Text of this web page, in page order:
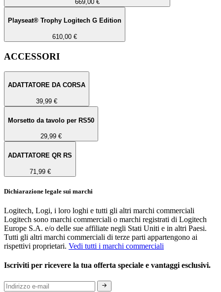
669,00 €
Playseat® Trophy Logitech G Edition
610,00 €
ACCESSORI
ADATTATORE DA CORSA
39,99 €
Morsetto da tavolo per RS50
29,99 €
ADATTATORE QR RS
71,99 €
Dichiarazione legale sui marchi
Logitech, Logi, i loro loghi e tutti gli altri marchi commerciali
Logitech sono marchi commerciali o marchi registrati di Logitech
Europe S.A. e/o delle sue affiliate negli Stati Uniti e in altri Paesi.
Tutti gli altri marchi commerciali di terze parti appartengono ai
rispettivi proprietari. Vedi tutti i marchi commerciali
Iscriviti per ricevere la tua offerta speciale e vantaggi esclusivi.